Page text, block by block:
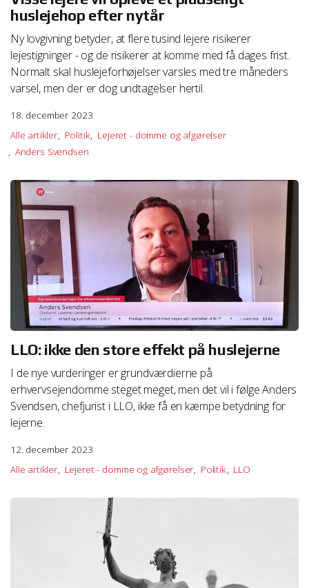
huslejehop efter nytår
Ny lovgivning betyder, at flere tusind lejere risikerer
lejestigninger - og de risikerer at komme med få dages frist.
Normalt skal huslejeforhøjelser varsles med tre måneders
varsel, men der er dog undtagelser hertil.
18. december 2023
Alle artikler
Politik
Lejeret - domme og afgørelser
Anders Svendsen
LLO: ikke den store effekt på huslejerne
I de nye vurderinger er grundværdierne på
erhvervsejendomme steget meget, men det vil i følge Anders
Svendsen, chefjurist i LLO, ikke få en kæmpe betydning for
lejerne.
12. december 2023
Alle artikler
Lejeret - domme og afgørelser Politik LLO